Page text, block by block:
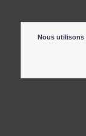
Nous utilisons